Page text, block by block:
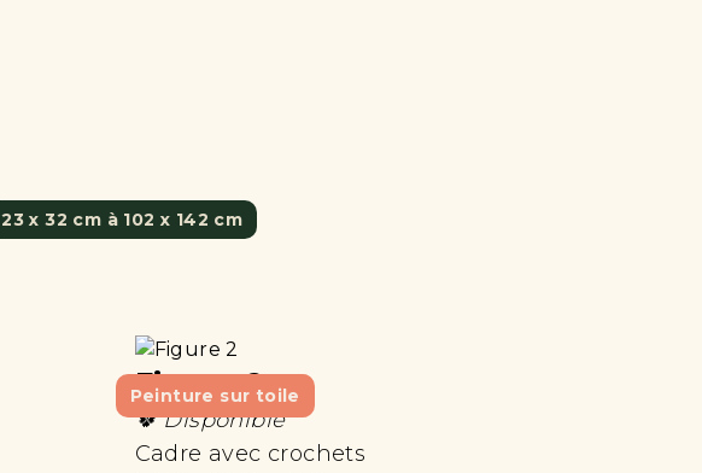
23 x 32 cm à 102 x 142 cm
Peinture sur toile
Figure 2
🍀 Disponible
Cadre avec crochets